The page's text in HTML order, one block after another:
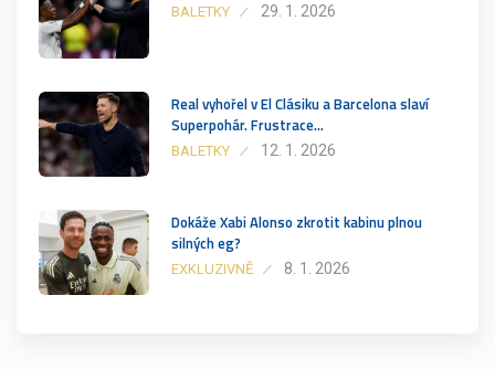
BALETKY 29. 1. 2026
Real vyhořel v El Clásiku a Barcelona slaví
Superpohár. Frustrace…
BALETKY 12. 1. 2026
Dokáže Xabi Alonso zkrotit kabinu plnou
silných eg?
EXKLUZIVNĚ 8. 1. 2026